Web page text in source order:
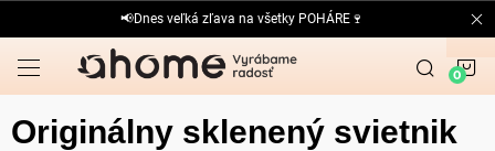
na
obsah
📢Dnes veľká zľava na všetky POHÁRE🍷
Originálny sklenený svietnik